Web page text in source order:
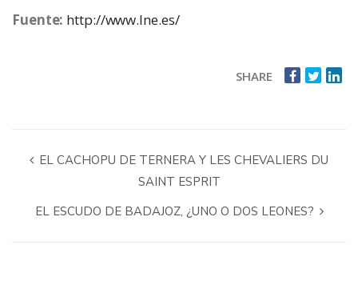
Fuente: http://www.lne.es/
SHARE
EL CACHOPU DE TERNERA Y LES CHEVALIERS DU
SAINT ESPRIT
EL ESCUDO DE BADAJOZ, ¿UNO O DOS LEONES?